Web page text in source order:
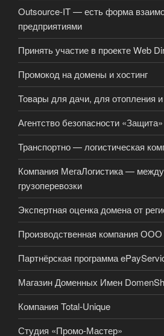
Outsource-IT — есть форма
предприятиями
Принять участие в проекте Web
Промокод на домены и хостинг
Товары для дачи, для отопления
Агентство безопасности «Защита»
Транспортно — логистическая
Компания МегаЛогистика —
грузоперевозки
Экспертная оценка домена от
Производственная компания
Партнёрская программа
Магазин Доменных Имен
Компания Total-Unique
Студия «Промо-Мастер»